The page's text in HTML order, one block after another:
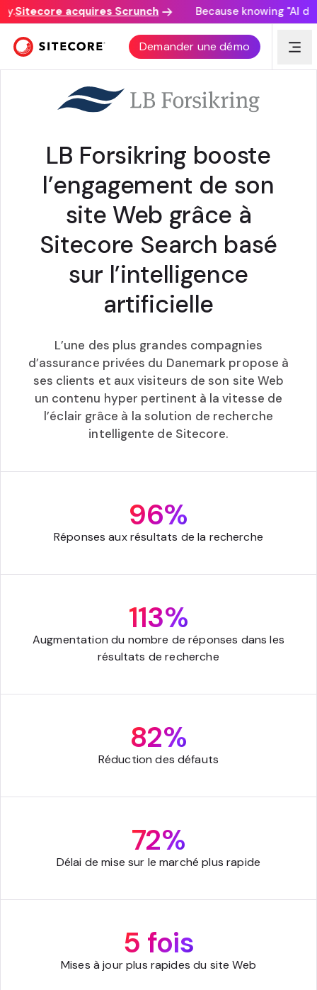
Sitecore acquires Scrunch Because knowing "AI
Demander une démo
TÉMOIGNAGE CLIENT
LB Forsikring booste
l’engagement de son
site Web grâce à
Sitecore Search basé
sur l’intelligence
artificielle
L’une des plus grandes compagnies
d’assurance privées du Danemark propose à
ses clients et aux visiteurs de son site Web
un contenu hyper pertinent à la vitesse de
l’éclair grâce à la solution de recherche
intelligente de Sitecore.
96%
Réponses aux résultats de la recherche
113%
Augmentation du nombre de réponses dans les
résultats de recherche
82%
Réduction des défauts
72%
Délai de mise sur le marché plus rapide
5 fois
Mises à jour plus rapides du site Web